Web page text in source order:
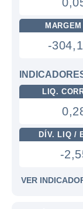
-
LIQ.
DÍV. LIQ /
-
VER